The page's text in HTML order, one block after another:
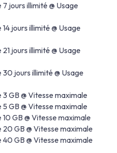
jours illimité @ Usage
jours illimité @ Usage
jours illimité @ Usage
jours illimité @ Usage
GB @ Vitesse maximale
GB @ Vitesse maximale
GB @ Vitesse maximale
GB @ Vitesse maximale
GB @ Vitesse maximale